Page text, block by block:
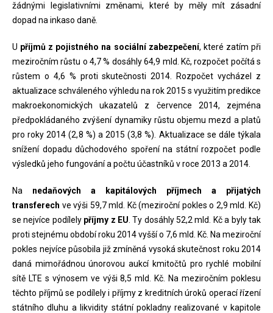
žádnými legislativními změnami, které by měly mít zásadní
dopad na inkaso daně.
U příjmů z pojistného na sociální zabezpečení, které zatím při
meziročním růstu o 4,7 % dosáhly 64,9 mld. Kč, rozpočet počítá s
růstem o 4,6 % proti skutečnosti 2014. Rozpočet vycházel z
aktualizace schváleného výhledu na rok 2015 s využitím predikce
makroekonomických ukazatelů z července 2014, zejména
předpokládaného zvýšení dynamiky růstu objemu mezd a platů
pro roky 2014 (2,8 %) a 2015 (3,8 %). Aktualizace se dále týkala
snížení dopadu důchodového spoření na státní rozpočet podle
výsledků jeho fungování a počtu účastníků v roce 2013 a 2014.
Na nedaňových a kapitálových příjmech a přijatých
transferech ve výši 59,7 mld. Kč (meziroční pokles o 2,9 mld. Kč)
se nejvíce podílely příjmy z EU. Ty dosáhly 52,2 mld. Kč a byly tak
proti stejnému období roku 2014 vyšší o 7,6 mld. Kč. Na meziroční
pokles nejvíce působila již zmíněná vysoká skutečnost roku 2014
daná mimořádnou únorovou aukcí kmitočtů pro rychlé mobilní
sítě LTE s výnosem ve výši 8,5 mld. Kč. Na meziročním poklesu
těchto příjmů se podílely i příjmy z kreditních úroků operací řízení
státního dluhu a likvidity státní pokladny realizované v kapitole